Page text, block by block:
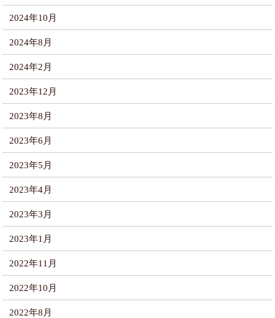
2024年10月
2024年8月
2024年2月
2023年12月
2023年8月
2023年6月
2023年5月
2023年4月
2023年3月
2023年1月
2022年11月
2022年10月
2022年8月